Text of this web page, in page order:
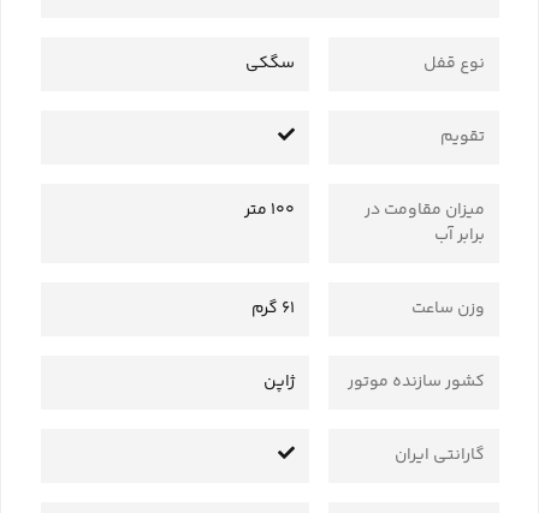
نوع قفل سگکی
تقویم
میزان مقاومت در
برابر آب
100 متر
وزن ساعت 61 گرم
کشور سازنده موتور ژاپن
گارانتی ایران